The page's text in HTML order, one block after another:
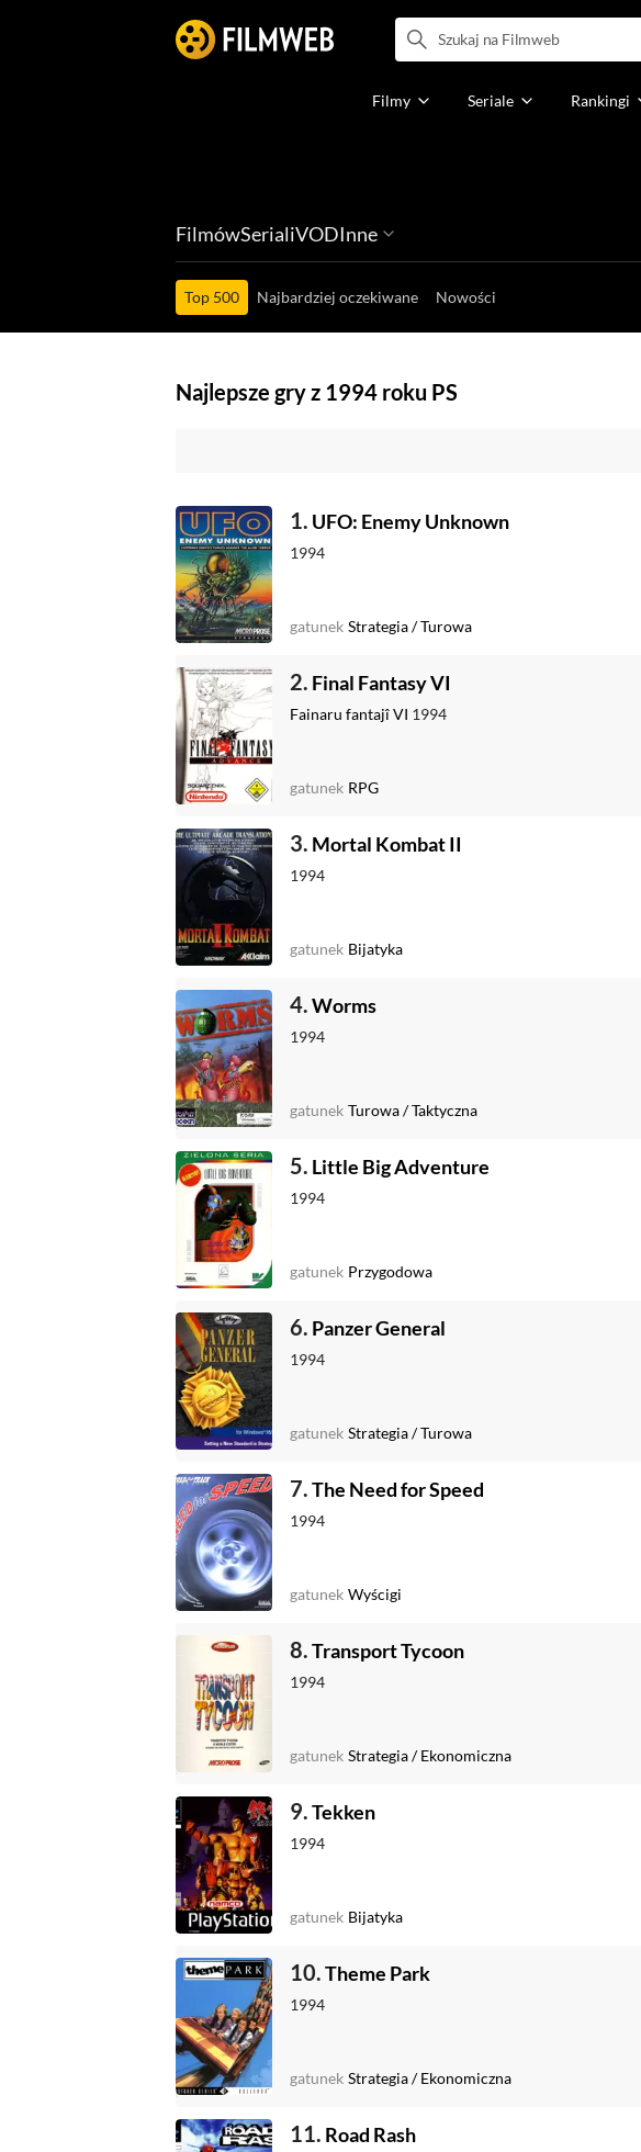
Filmy Seriale Rankingi
Filmów Seriali VOD Inne
Top 500 Najbardziej oczekiwane Nowości
Najlepsze gry z 1994 roku PS
1. UFO: Enemy Unknown
1994
gatunek Strategia/Turowa
2. Final Fantasy VI
Fainaru fantajî VI 1994
gatunek RPG
3. Mortal Kombat II
1994
gatunek Bijatyka
4.Worms
1994
gatunek Turowa/Taktyczna
5. Little Big Adventure
1994
gatunek Przygodowa
6. Panzer General
1994
gatunek Strategia/Turowa
7.The Need for Speed
1994
gatunek Wyścigi
8.Transport Tycoon
1994
gatunek Strategia/Ekonomiczna
9.Tekken
1994
gatunek Bijatyka
10.Theme Park
1994
gatunek Strategia/Ekonomiczna
11. Road Rash